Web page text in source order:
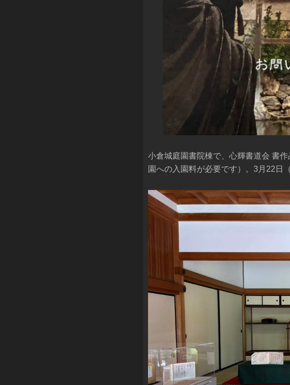
小倉城庭園書院棟で、心輝書道会 書
園への入園料が必要です）。3月22日